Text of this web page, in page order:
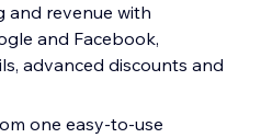
and revenue with
and Facebook,
advanced discounts and
one easy-to-use